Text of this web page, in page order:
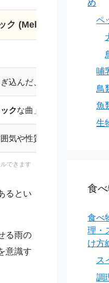
ク (Melancholic)
込んだ、物悲しい、哀愁を
クな曲」「 メランコリック
気や性質。
るとい
る雨の
意識す
め
ペ
哺
鳥
魚
生
食
食べ
理・
け方
ス
調